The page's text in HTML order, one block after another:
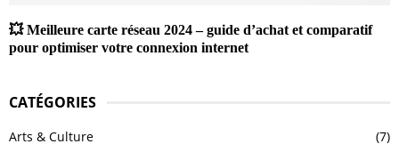
💥 Meilleure carte réseau 2024 – guide d’achat et comparatif
pour optimiser votre connexion internet
CATÉGORIES
Arts & Culture
(7)